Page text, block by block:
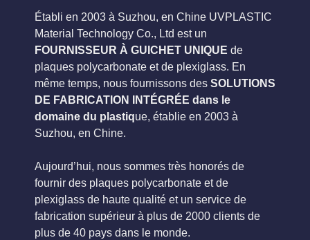
Établi en 2003 à Suzhou, en Chine UVPLASTIC
Material Technology Co., Ltd est un
FOURNISSEUR À GUICHET UNIQUE de
plaques polycarbonate et de plexiglass. En
même temps, nous fournissons des SOLUTIONS
DE FABRICATION INTÉGRÉE dans le
domaine du plastique, établie en 2003 à
Suzhou, en Chine.
Aujourd’hui, nous sommes très honorés de
fournir des plaques polycarbonate et de
plexiglass de haute qualité et un service de
fabrication supérieur à plus de 2000 clients de
plus de 40 pays dans le monde.